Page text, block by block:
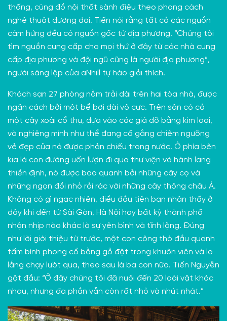
thống, cùng đồ nội thất sành điệu theo phong cách
nghệ thuật đương đại. Tiến nói rằng tất cả các nguồn
cảm hứng đều có nguồn gốc từ địa phương. “Chúng tôi
tìm nguồn cung cấp cho mọi thứ ở đây từ các nhà cung
cấp địa phương và đội ngũ cũng là người địa phương”,
người sáng lập của aNhill tự hào giải thích.
Khách sạn 27 phòng nằm trải dài trên hai tòa nhà, được
ngăn cách bởi một bể bơi dài vô cực. Trên sân có cả
một cây xoài cổ thụ, dựa vào các giá đỡ bằng kim loại,
và nghiêng mình như thể đang cố gắng chiêm ngưỡng
vẻ đẹp của nó được phản chiếu trong nước. Ở phía bên
kia là con đường uốn lượn đi qua thư viện và hành lang
thiền định, nó được bao quanh bởi những cây cọ và
những ngọn đồi nhỏ rải rác với những cây thông châu Á.
Không có gì ngạc nhiên, điều đầu tiên bạn nhận thấy ở
đây khi đến từ Sài Gòn, Hà Nội hay bất kỳ thành phố
nhộn nhịp nào khác là sự yên bình và tĩnh lặng. Đúng
như lời giới thiệu từ trước, một con công thò đầu quanh
tấm bình phong cổ bằng gỗ đặt trong khuôn viên và lo
lắng chạy lướt qua, theo sau là ba con nữa. Tiến Nguyễn
gật đầu: “Ở đây chúng tôi đã nuôi đến 20 loài vật khác
nhau, nhưng đa phần vẫn còn rất nhỏ và nhút nhát.”